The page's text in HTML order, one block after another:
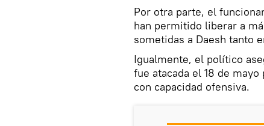
Por otra parte, el
han permitido liberar a
sometidas a Daesh tanto
Igualmente, el político
fue atacada el 18 de
con capacidad ofensiva.